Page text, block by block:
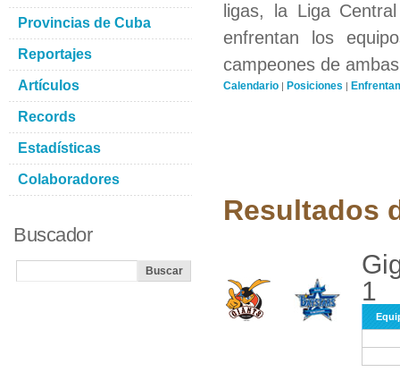
ligas, la Liga
enfrentan los
campeones de
Calendario | Posiciones |
Resultados
1
Provincias de Cuba
Reportajes
Artículos
Records
Estadísticas
Colaboradores
Buscador